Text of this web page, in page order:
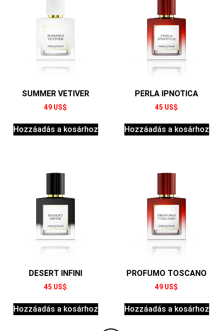
SUMMER VETIVER
49 US$
Hozzáadás a kosárhoz
PERLA IPNOTICA
45 US$
Hozzáadás a kosárhoz
DESERT INFINI
45 US$
Hozzáadás a kosárhoz
PROFUMO TOSCANO
49 US$
Hozzáadás a kosárhoz